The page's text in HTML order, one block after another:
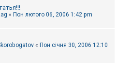
« Пон лютого 06, 2006 1:42 pm
« Пон січня 30, 2006 12:10